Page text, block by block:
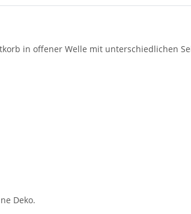
in offener Welle mit unterschiedlichen
Deko.